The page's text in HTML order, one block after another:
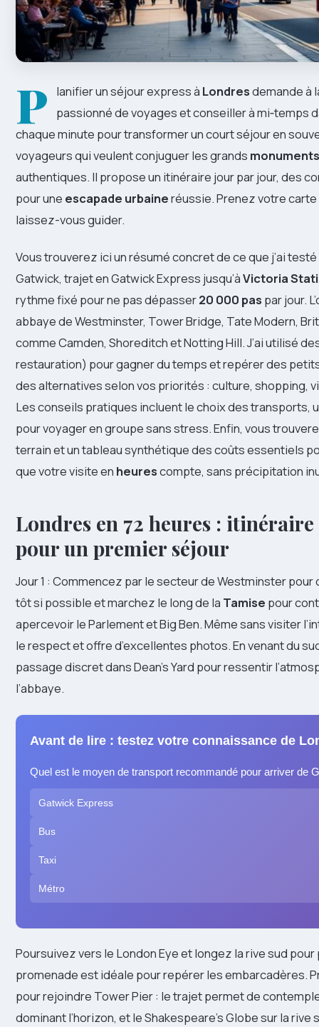
P lanifier un séjour express à Londresdemande à
passionné de voyages et conseiller à mi‑temps
chaque minute pour transformer un court séjour en
voyageurs qui veulent conjuguer les grands monuments
authentiques. Il propose un itinéraire jour par jour, des
pour une escapade urbaineréussie. Prenez votre
laissez-vous guider.
Vous trouverez ici un résumé concret de ce que j’ai
Gatwick, trajet en Gatwick Express jusqu’àVictoria
rythme fixé pour ne pas dépasser20 000 pas par jour.
abbaye de Westminster, Tower Bridge, Tate Modern,
comme Camden, Shoreditch et Notting Hill. J’ai utilisé
restauration) pour gagner du temps et repérer des
des alternatives selon vos priorités : culture, shopping,
Les conseils pratiques incluent le choix des transports,
pour voyager en groupe sans stress. Enfin, vous
terrain et un tableau synthétique des coûts essentiels
que votre visite en heurescompte, sans précipitation
Londres en 72 heures :
pour un premier séjour
Jour 1 : Commencez par le secteur de Westminster
tôt si possible et marchez le long de la Tamise pour
apercevoir le Parlement et Big Ben. Même sans visiter
le respect et offre d’excellentes photos. En venant du
passage discret dans Dean’s Yard pour ressentir
l’abbaye.
Avant de lire : testez votre connaissance de
Quel est le moyen de transport recommandé pour arriver de
Gatwick Express
Bus
Taxi
Métro
Poursuivez vers le London Eye et longez la rive sud
promenade est idéale pour repérer les embarcadères.
pour rejoindre Tower Pier : le trajet permet de
dominant l’horizon, et le Shakespeare’s Globe sur la